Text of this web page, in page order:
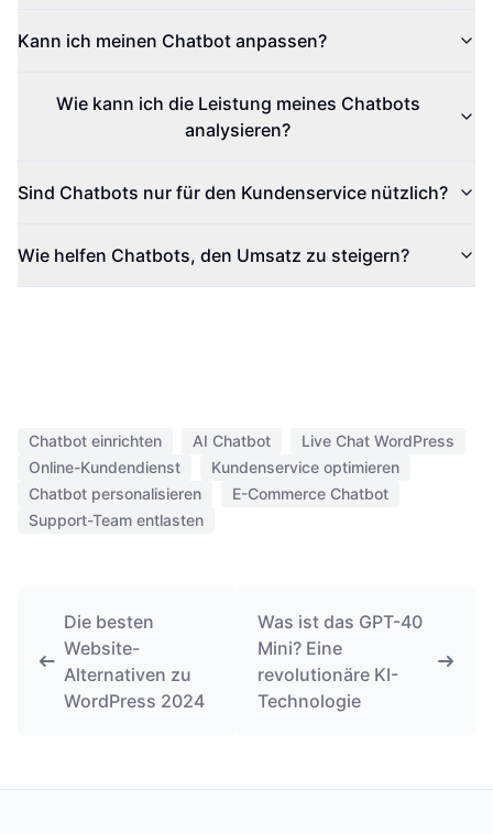
Kann ich meinen Chatbot anpassen?
Wie kann ich die Leistung meines Chatbots
analysieren?
Sind Chatbots nur für den Kundenservice nützlich?
Wie helfen Chatbots, den Umsatz zu steigern?
Chatbot einrichten AI Chatbot
Live Chat WordPress
Online-Kundendienst
Kundenservice optimieren
Chatbot personalisieren
E-Commerce Chatbot
Support-Team entlasten
Die besten
Website-
Alternativen zu
WordPress 2024
Was ist das GPT-40
Mini? Eine
revolutionäre KI-
Technologie